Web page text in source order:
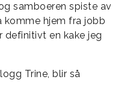
samboeren spiste av
komme hjem fra jobb
definitivt en kake jeg
Trine, blir så